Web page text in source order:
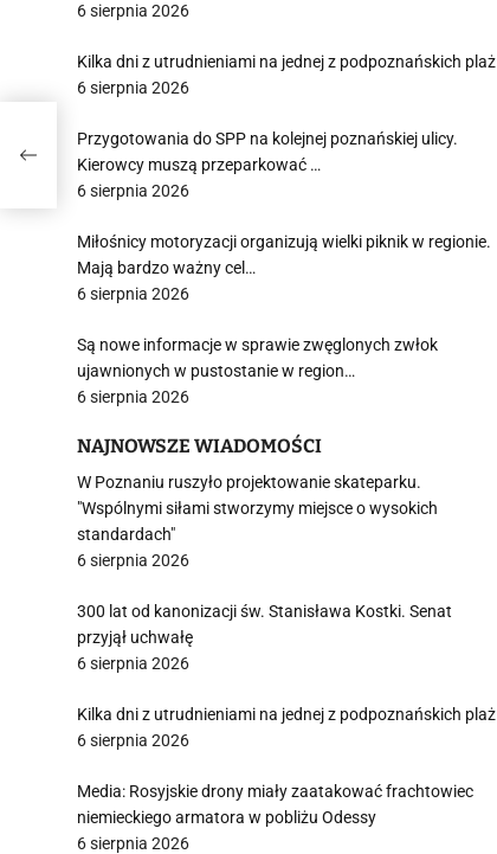
6 sierpnia 2026
Kilka dni z utrudnieniami na jednej z podpoznańskich plaż
6 sierpnia 2026
Przygotowania do SPP na kolejnej poznańskiej ulicy.
Kierowcy muszą przeparkować …
6 sierpnia 2026
Miłośnicy motoryzacji organizują wielki piknik w regionie.
Mają bardzo ważny cel…
6 sierpnia 2026
Są nowe informacje w sprawie zwęglonych zwłok
ujawnionych w pustostanie w region…
6 sierpnia 2026
NAJNOWSZE WIADOMOŚCI
W Poznaniu ruszyło projektowanie skateparku.
"Wspólnymi siłami stworzymy miejsce o wysokich
standardach"
6 sierpnia 2026
300 lat od kanonizacji św. Stanisława Kostki. Senat
przyjął uchwałę
6 sierpnia 2026
Kilka dni z utrudnieniami na jednej z podpoznańskich plaż
6 sierpnia 2026
Media: Rosyjskie drony miały zaatakować frachtowiec
niemieckiego armatora w pobliżu Odessy
6 sierpnia 2026